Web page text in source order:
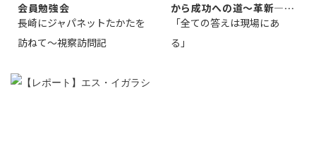
会員勉強会
長崎にジャパネットたかたを
訪ねて～視察訪問記
から成功への道～革新―挑
戦の先にある...
「全ての答えは現場にあ
る」